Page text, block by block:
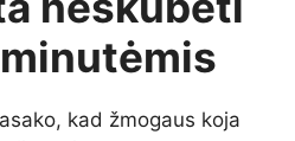
kad žmogaus koja